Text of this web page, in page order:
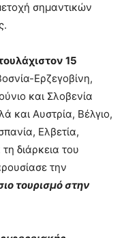
σημαντικών
15
Ερζεγοβίνη,
και Σλοβενία
και Αυστρία, Βέλγιο,
Ελβετία,
διάρκεια του
την
τουρισμό στην